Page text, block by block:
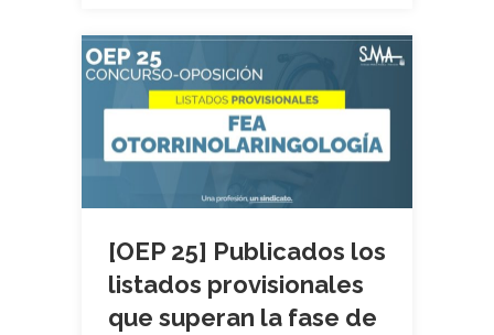
[OEP 25] Publicados los
listados provisionales
que superan la fase de